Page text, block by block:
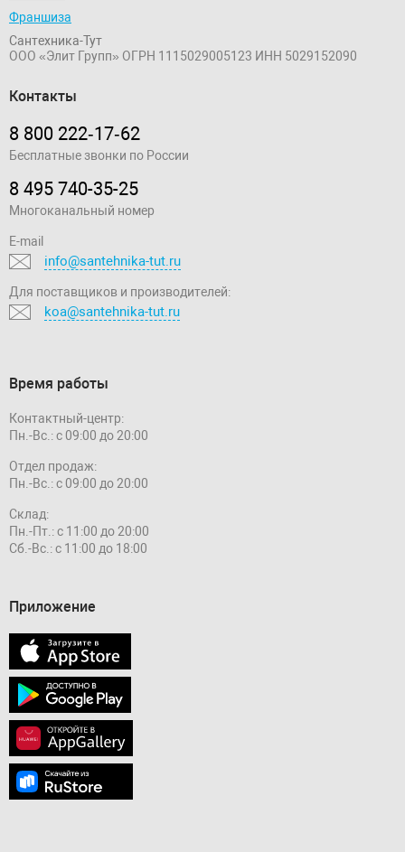
Франшиза
Сантехника-Тут
ООО «Элит Групп» ОГРН 1115029005123 ИНН 5029152090
Контакты
8 800 222‑17‑62
Бесплатные звонки по России
8 495 740-35-25
Многоканальный номер
E-mail
info@santehnika-tut.ru
Для поставщиков и производителей:
koa@santehnika-tut.ru
Время работы
Контактный-центр:
Пн.-Вс.: с 09:00 до 20:00
Отдел продаж:
Пн.-Вс.: с 09:00 до 20:00
Склад:
Пн.-Пт.: с 11:00 до 20:00
Сб.-Вс.: с 11:00 до 18:00
Приложение